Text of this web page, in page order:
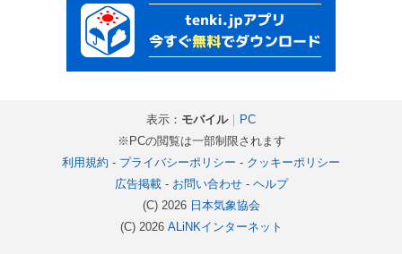
表示： モバイル｜ PC
※PCの閲覧は一部制限されます
利用規約 - プライバシーポリシー - クッキーポリシー
広告掲載- お問い合わせ- ヘルプ
(C) 2026 日本気象協会
(C) 2026 ALiNKインターネット